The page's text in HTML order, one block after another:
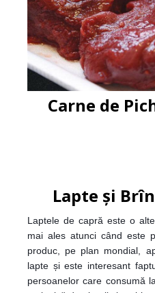
Carne de
Lapte și
Laptele de capră este o
mai ales atunci când este
produc, pe plan mondial,
lapte și este interesant
persoanelor care consumă